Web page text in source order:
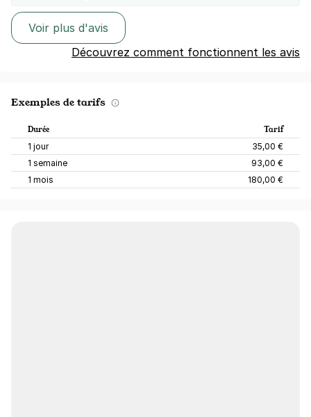
Voir plus d'avis
Découvrez comment fonctionnent les avis
Exemples de tarifs
Durée Tarif
1 jour
35,00 €
1 semaine
93,00 €
1 mois
180,00 €